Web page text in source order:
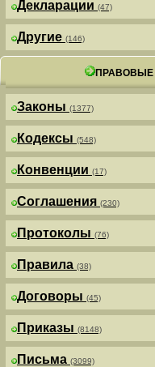
Декларации (47)
Другие (146)
ПРАВОВЫЕ
Законы (1377)
Кодексы (548)
Конвенции (17)
Соглашения (230)
Протоколы (76)
Правила (38)
Договоры (45)
Приказы (8148)
Письма (3099)